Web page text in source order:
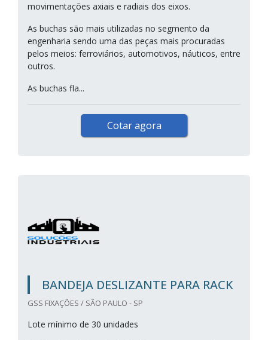
movimentações axiais e radiais dos eixos.
As buchas são mais utilizadas no segmento da
engenharia sendo uma das peças mais procuradas
pelos meios: ferroviários, automotivos, náuticos, entre
outros.
As buchas fla...
Cotar agora
BANDEJA DESLIZANTE PARA RACK
GSS FIXAÇÕES / SÃO PAULO - SP
Lote mínimo de 30 unidades